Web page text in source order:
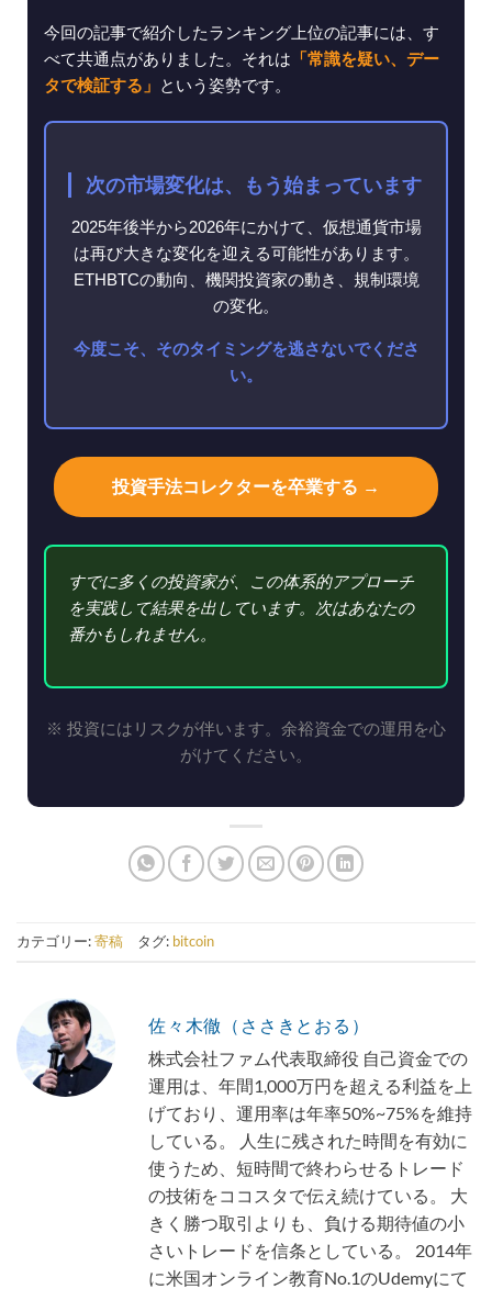
今回の記事で紹介したランキング上位の記事には、す
べて共通点がありました。それは 「常識を疑い、デー
タで検証する」 という姿勢です。
次の市場変化は、もう始まっています
2025年後半から2026年にかけて、仮想通貨市場
は再び大きな変化を迎える可能性があります。
ETHBTCの動向、機関投資家の動き、規制環境
の変化。
今度こそ、そのタイミングを逃さないでくださ
い。
投資手法コレクターを卒業する →
すでに多くの投資家が、この体系的アプローチ
を実践して結果を出しています。次はあなたの
番かもしれません。
※ 投資にはリスクが伴います。余裕資金での運用を心
がけてください。
カテゴリー:寄稿 タグ: bitcoin
佐々木徹（ささきとおる）
株式会社ファム代表取締役 自己資金での
運用は、年間1,000万円を超える利益を上
げており、運用率は年率50%~75%を維持
している。 人生に残された時間を有効に
使うため、短時間で終わらせるトレード
の技術をココスタで伝え続けている。 大
きく勝つ取引よりも、負ける期待値の小
さいトレードを信条としている。 2014年
に米国オンライン教育No.1のUdemyにて